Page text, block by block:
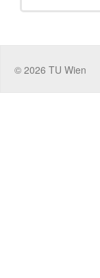
© 2026 TU Wien